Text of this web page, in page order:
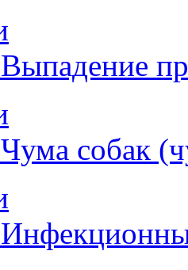
Выпадение
Чума собак